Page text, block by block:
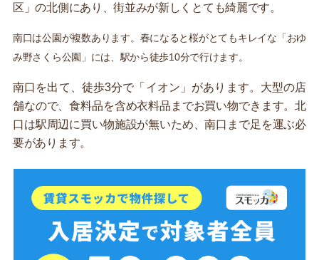
区」の北側にあり、街並みが新しくとても綺麗です。
南口は公園が複数あります。春になると桜がとてもキレイな「おゆ
み野さくら公園」には、駅から徒歩10分で行けます。
南口を出て、徒歩3分で「イオン」があります。大型の店
舗なので、食料品を含め衣料品までお買い物できます。北
口は駅周辺に買い物施設が無いため、南口まで足を運ぶ必
要があります。